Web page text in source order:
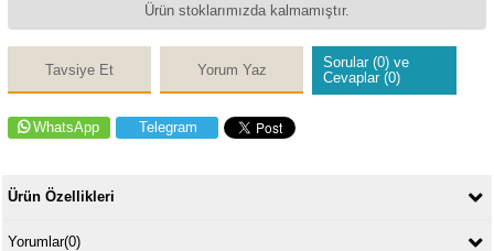
Ürün stoklarımızda kalmamıştır.
Tavsiye Et Yorum Yaz
Sorular (0) ve
Cevaplar (0)
WhatsApp Telegram
Ürün Özellikleri
Yorumlar(0)